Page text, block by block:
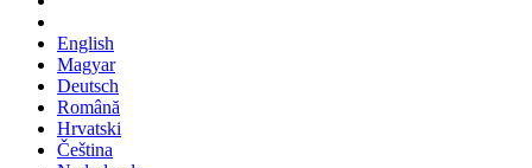
English
Magyar
Deutsch
Română
Hrvatski
Čeština